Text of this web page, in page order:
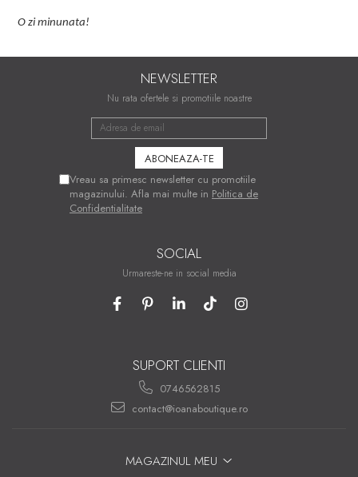
zi minunata!
NEWSLETTER
Nu rata ofertele si promotiile noastre
Vreau sa primesc newsletter cu promotiile
magazinului. Afla mai multe in Politica de
Confidentialitate
SOCIAL
Urmareste-ne in social media
SUPORT CLIENTI
0746562815
contact@ioanaboutique.ro
MAGAZINUL MEU